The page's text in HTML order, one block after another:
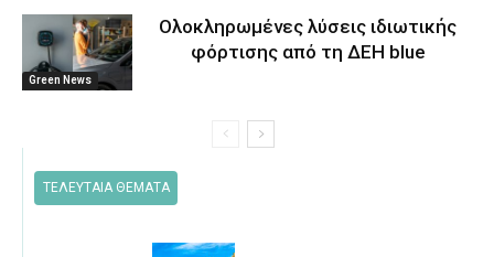
Green News
Ολοκληρωμένες λύσεις ιδιωτικής
φόρτισης από τη ΔΕΗ blue
ΤΕΛΕΥΤΑΙΑ ΘΕΜΑΤΑ